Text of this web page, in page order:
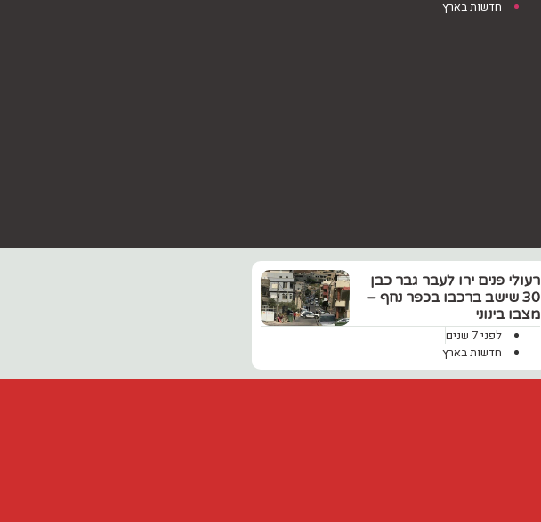
חדשות בארץ
רעולי פנים ירו לעבר גבר כבן
30 שישב ברכבו בכפר נחף –
מצבו בינוני
לפני 7 שנים
חדשות בארץ